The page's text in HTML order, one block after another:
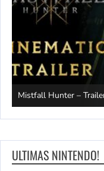
Mistfall Hunter –
ULTIMAS NINTENDO!